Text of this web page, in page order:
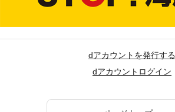
dアカウントを発行する
dアカウントログイン